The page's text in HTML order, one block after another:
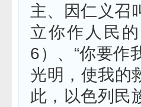
主、因仁义召
立你作人民
6）、“你要作
光明，使我的
此，以色列民